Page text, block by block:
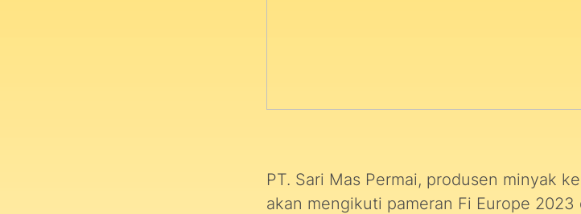
PT. Sari Mas Permai, produsen minyak
akan mengikuti pameran Fi Europe 2023